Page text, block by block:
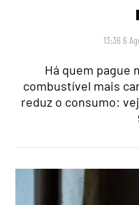
13:36 6
Há quem pague
combustível mais
reduz o consumo: